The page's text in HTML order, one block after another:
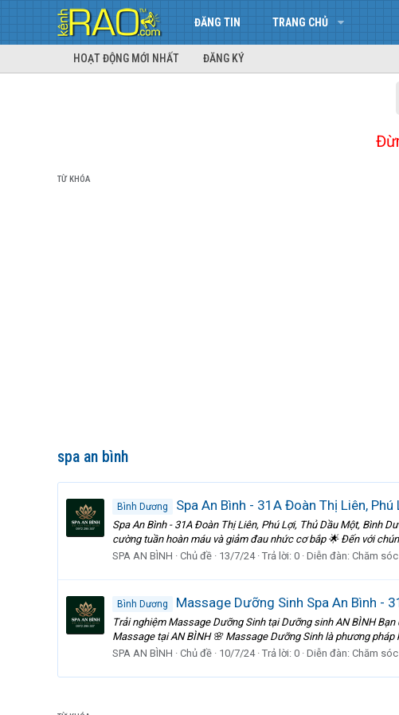
ĐĂNG TIN TRANG CHỦ
HOẠT ĐỘNG MỚI NHẤT ĐĂNG KÝ
TỪ KHÓA
spa an bình
Bình Dương Spa An Bình - 31A Đoàn Thị Liên,
Spa An Bình - 31A Đoàn Thị Liên, Phú Lợi, Thủ Dầu Một, Bình
cường tuần hoàn máu và giảm đau nhức cơ bắp 🌟 Đến với
SPA AN BÌNH
Chủ đề 13/7/24 Trả lời: 0 Diễn đàn: Chăm
Bình Dương Massage Dưỡng Sinh Spa An Bình -
Trải nghiệm Massage Dưỡng Sinh tại Dưỡng sinh AN BÌNH
Massage tại AN BÌNH 🌸 Massage Dưỡng Sinh là phương pháp
SPA AN BÌNH
Chủ đề 10/7/24 Trả lời: 0 Diễn đàn: Chăm